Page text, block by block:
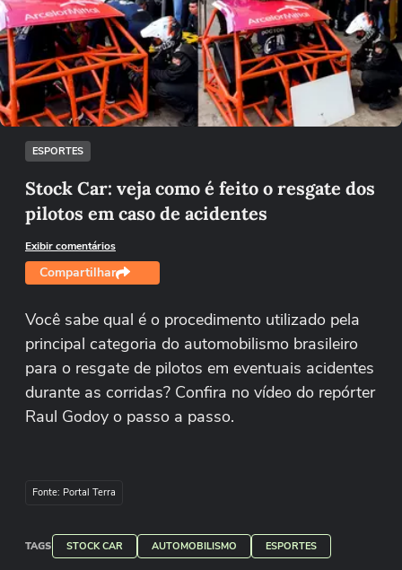
Não foi possível reproduzir o vídeo
Tentar novamente
ESPORTES
Stock Car: veja como é feito o resgate dos
pilotos em caso de acidentes
Exibir comentários
Compartilhar
Você sabe qual é o procedimento utilizado pela
principal categoria do automobilismo brasileiro
para o resgate de pilotos em eventuais acidentes
durante as corridas? Confira no vídeo do repórter
Raul Godoy o passo a passo.
Fonte: Portal Terra
TAGS STOCK CAR AUTOMOBILISMO ESPORTES